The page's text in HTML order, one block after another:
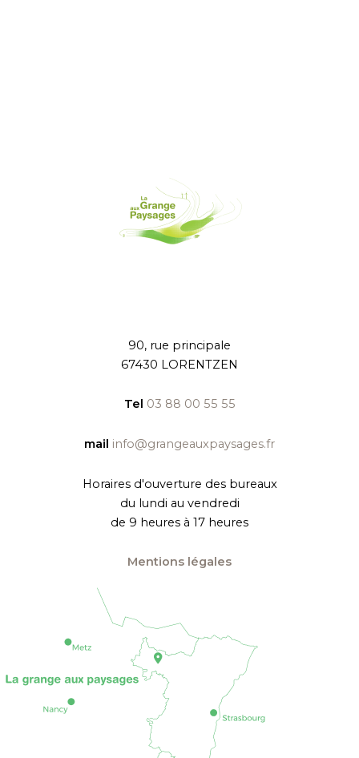
90, rue principale
67430 LORENTZEN
Tel 03 88 00 55 55
mail info@grangeauxpaysages.fr
Horaires d'ouverture des bureaux
du lundi au vendredi
de 9 heures à 17 heures
Mentions légales